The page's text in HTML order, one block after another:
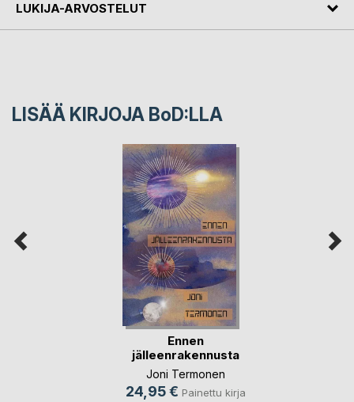
LUKIJA-ARVOSTELUT
LISÄÄ KIRJOJA BoD:LLA
Ennen
jälleenrakennusta
Joni Termonen
24,95 € Painettu kirja